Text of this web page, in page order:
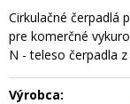
Cirkulačné čerpadlá
pre komerčné
N - teleso čerpadla
Výrobca: